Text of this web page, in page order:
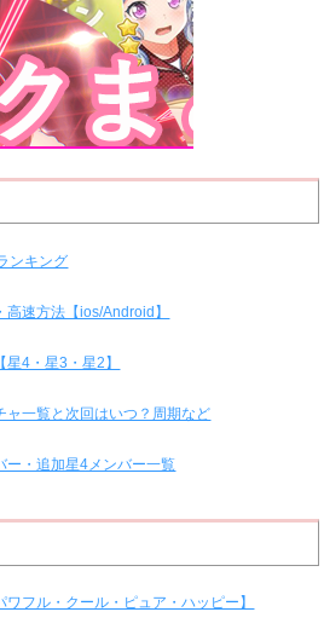
ンキング
速方法【ios/Android】
4・星3・星2】
ャ一覧と次回はいつ？周期など
ー・追加星4メンバー一覧
フル・クール・ピュア・ハッピー】